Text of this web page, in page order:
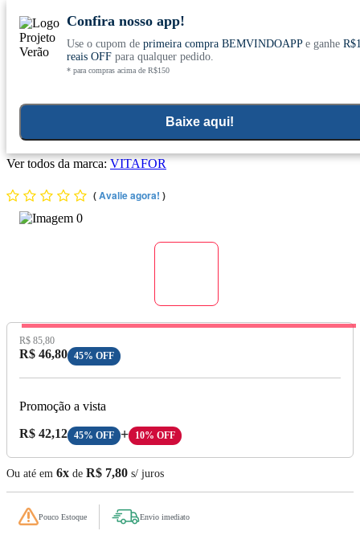
Conheça nosso site novo! E comemore com 0
Confira nosso app!
Use o cupom de primeira compra BEMVINDOAPPe ganhe
reais OFFpara qualquer pedido.
* para compras acima de R$150
Baixe aqui!
Simfort Femme (650mg) 15 Cápsulas - Vitafor (venc. 09/2026)
Ver todos da marca: VITAFOR
(Avalie agora! )
Preço Original:
R$ 85,80
Preço com Desconto:
R$ 46,80 45% OFF
Promoção a vista
Preço A Vista:
R$ 42,12 45% OFF + 10% OFF
Ou até em 6x de R$ 7,80 s/ juros
Pouco Estoque Envio imediato